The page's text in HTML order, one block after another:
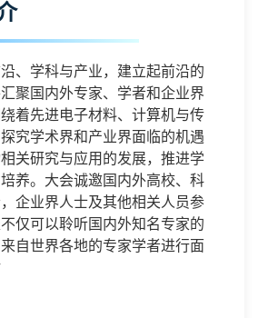
、学科与产业，建立起前沿的
聚国内外专家、学者和企业界
着先进电子材料、计算机与传
究学术界和产业界面临的机遇
关研究与应用的发展，推进学
养。大会诚邀国内外高校、科
企业界人士及其他相关人员参
仅可以聆听国内外知名专家的
自世界各地的专家学者进行面